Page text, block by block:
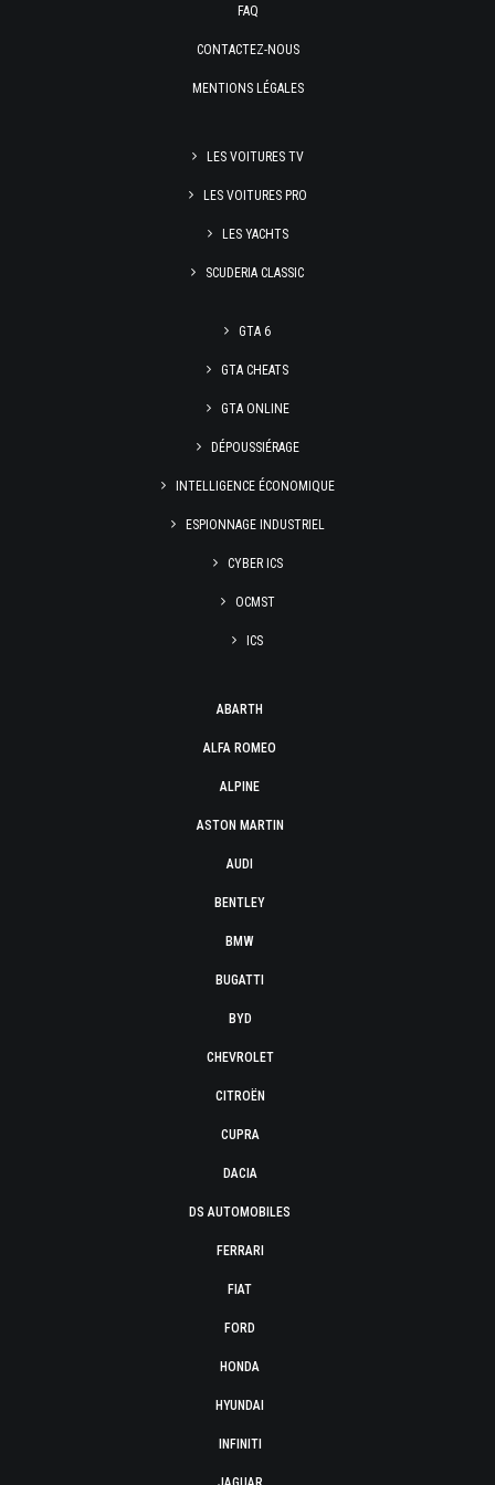
FAQ
CONTACTEZ-NOUS
MENTIONS LÉGALES
LES VOITURES TV
LES VOITURES PRO
LES YACHTS
SCUDERIA CLASSIC
GTA 6
GTA CHEATS
GTA ONLINE
DÉPOUSSIÉRAGE
INTELLIGENCE ÉCONOMIQUE
ESPIONNAGE INDUSTRIEL
CYBER ICS
OCMST
ICS
ABARTH
ALFA ROMEO
ALPINE
ASTON MARTIN
AUDI
BENTLEY
BMW
BUGATTI
BYD
CHEVROLET
CITROËN
CUPRA
DACIA
DS AUTOMOBILES
FERRARI
FIAT
FORD
HONDA
HYUNDAI
INFINITI